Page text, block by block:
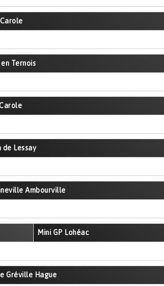
Ternois
de Lessay
Ambourville
Mini GP Lohéac
Gréville Hague